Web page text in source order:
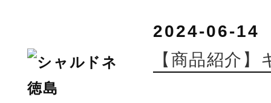
2024-06-14
【商品紹介